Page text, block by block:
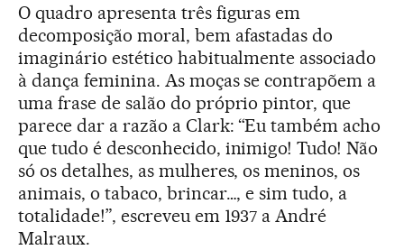
O quadro apresenta três figuras em
decomposição moral, bem afastadas do
imaginário estético habitualmente associado
à dança feminina. As moças se contrapõem a
uma frase de salão do próprio pintor, que
parece dar a razão a Clark: “Eu também acho
que tudo é desconhecido, inimigo! Tudo! Não
só os detalhes, as mulheres, os meninos, os
animais, o tabaco, brincar…, e sim tudo, a
totalidade!”, escreveu em 1937 a André
Malraux.